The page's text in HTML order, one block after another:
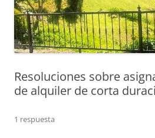
Resoluciones sobre
de alquiler de corta
1 respuesta